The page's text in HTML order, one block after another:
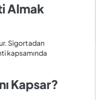
Almak
Sigortadan
kapsamında
Kapsar?